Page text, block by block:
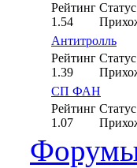
Рейтинг
1.54
Статус
Антитролль
Рейтинг
1.39
Статус
СП ФАН
Рейтинг
1.07
Статус